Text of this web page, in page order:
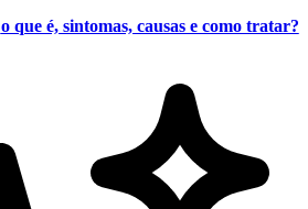
o que é, sintomas, causas e como tratar?